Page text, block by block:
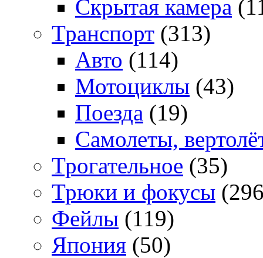
Скрытая камера
Транспорт (313)
Авто (114)
Мотоциклы (43)
Поезда (19)
Самолеты,
Трогательное (35)
Трюки и фокусы
Фейлы (119)
Япония (50)